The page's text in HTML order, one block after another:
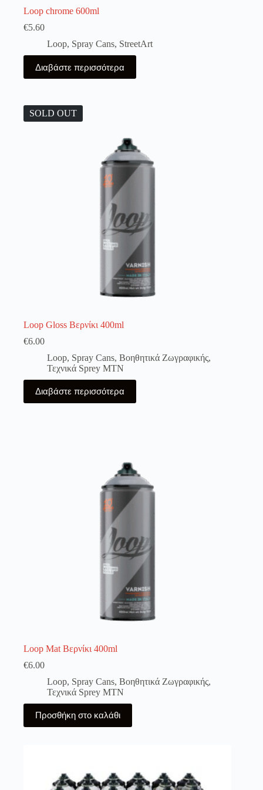
Loop chrome 600ml
€5.60
Loop, Spray Cans, StreetArt
Διαβάστε περισσότερα
SOLD OUT
Loop Gloss Βερνίκι 400ml
€6.00
Loop, Spray Cans, Βοηθητικά Ζωγραφικής,
Τεχνικά Sprey MTN
Διαβάστε περισσότερα
Loop Mat Βερνίκι 400ml
€6.00
Loop, Spray Cans, Βοηθητικά Ζωγραφικής,
Τεχνικά Sprey MTN
Προσθήκη στο καλάθι